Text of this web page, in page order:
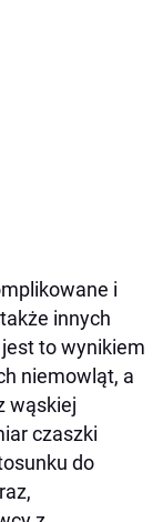
i
innych
to wynikiem
niemowląt, a
wąskiej
czaszki
do